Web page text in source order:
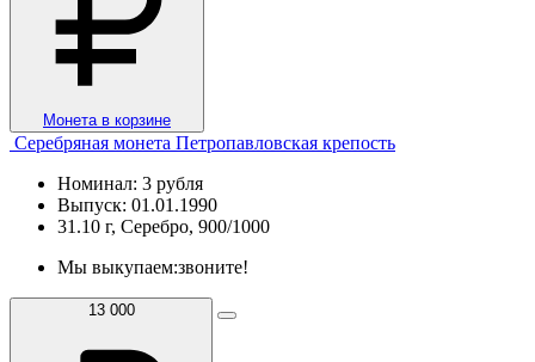
Монета в корзине
Серебряная монета Петропавловская крепость
Номинал: 3 рубля
Выпуск: 01.01.1990
31.10 г, Серебро, 900/1000
Мы выкупаем:звоните!
13 000